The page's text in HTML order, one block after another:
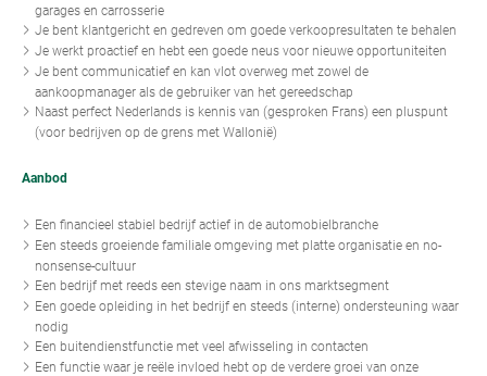
garages en carrosserie
Je bent klantgericht en gedreven om goede verkoopresultaten te behalen
Je werkt proactief en hebt een goede neus voor nieuwe opportuniteiten
Je bent communicatief en kan vlot overweg met zowel de
aankoopmanager als de gebruiker van het gereedschap
Naast perfect Nederlands is kennis van (gesproken Frans) een pluspunt
(voor bedrijven op de grens met Wallonië)
Aanbod
Een financieel stabiel bedrijf actief in de automobielbranche
Een steeds groeiende familiale omgeving met platte organisatie en no-
nonsense-cultuur
Een bedrijf met reeds een stevige naam in ons marktsegment
Een goede opleiding in het bedrijf en steeds (interne) ondersteuning waar
nodig
Een buitendienstfunctie met veel afwisseling in contacten
Een functie waar je reële invloed hebt op de verdere groei van onze